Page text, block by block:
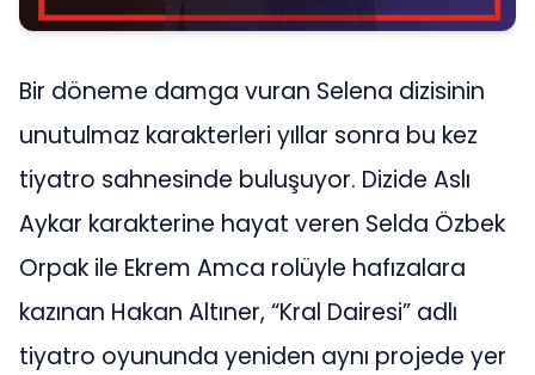
Bir döneme damga vuran Selena dizisinin
unutulmaz karakterleri yıllar sonra bu kez
tiyatro sahnesinde buluşuyor. Dizide Aslı
Aykar karakterine hayat veren Selda Özbek
Orpak ile Ekrem Amca rolüyle hafızalara
kazınan Hakan Altıner, “Kral Dairesi” adlı
tiyatro oyununda yeniden aynı projede yer